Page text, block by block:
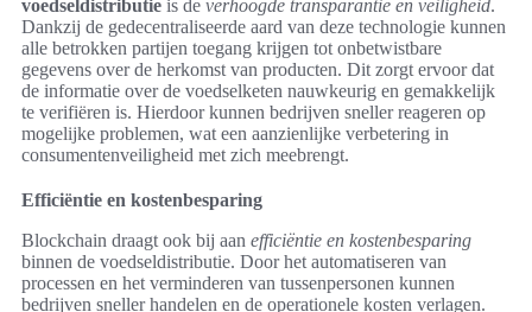
voedseldistributie is de verhoogde transparantie en veiligheid.
Dankzij de gedecentraliseerde aard van deze technologie kunnen
alle betrokken partijen toegang krijgen tot onbetwistbare
gegevens over de herkomst van producten. Dit zorgt ervoor dat
de informatie over de voedselketen nauwkeurig en gemakkelijk
te verifiëren is. Hierdoor kunnen bedrijven sneller reageren op
mogelijke problemen, wat een aanzienlijke verbetering in
consumentenveiligheid met zich meebrengt.
Efficiëntie en kostenbesparing
Blockchain draagt ook bij aan efficiëntie en kostenbesparing
binnen de voedseldistributie. Door het automatiseren van
processen en het verminderen van tussenpersonen kunnen
bedrijven sneller handelen en de operationele kosten verlagen.